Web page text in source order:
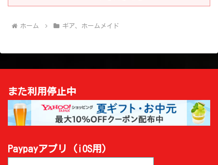
ホーム ギア、ホームメイド
また利用停止中
Paypayアプリ (iOS用)